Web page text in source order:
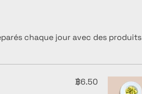
chaque jour avec des produits
฿6.50